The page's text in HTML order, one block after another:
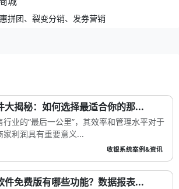
拼团、裂变分销、发券营销
大揭秘：如何选择最适合你的那...
业的“最后一公里”，其效率和管理水平对于
利润具有重要意义...
收银系统案例&资讯
件免费版有哪些功能？数据报表...